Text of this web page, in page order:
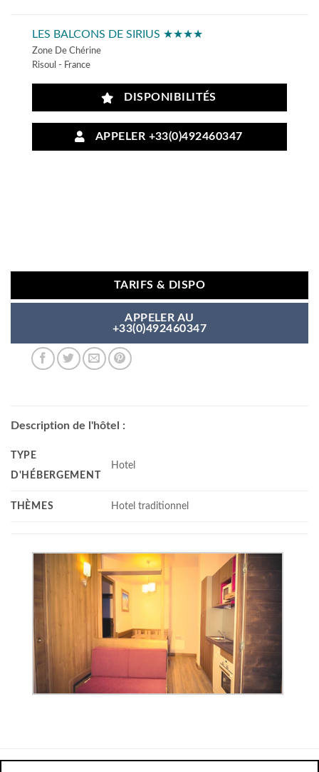
LES BALCONS DE SIRIUS ★★★★
Zone De Chérine
Risoul - France
DISPONIBILITÉS
APPELER +33(0)492460347
TARIFS & DISPO
APPELER AU
+33(0)492460347
Description de l'hôtel :
TYPE
D'HÉBERGEMENT
Hotel
THÈMES Hotel traditionnel